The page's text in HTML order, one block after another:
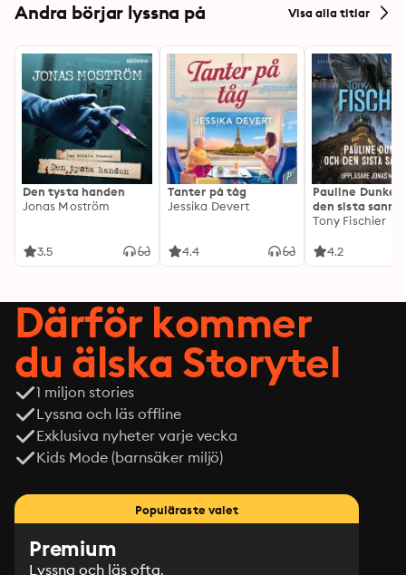
Andra börjar lyssna på Visa alla titlar
Den tysta handen
Jonas Moström
3.5
Tanter på tåg
Jessika Devert
4.4
Pauline Dunker
den sista
Tony Fischier
4.2
Därför kommer
du älska Storytel
1 miljon stories
Lyssna och läs offline
Exklusiva nyheter varje vecka
Kids Mode (barnsäker miljö)
Populäraste valet
Premium
Lyssna och läs ofta.